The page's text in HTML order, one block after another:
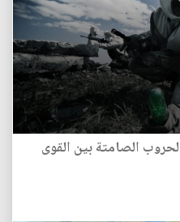
الصامتة بين القوى